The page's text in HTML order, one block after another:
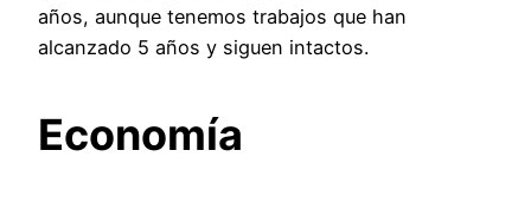
años, aunque tenemos trabajos que han
alcanzado 5 años y siguen intactos.
Economía